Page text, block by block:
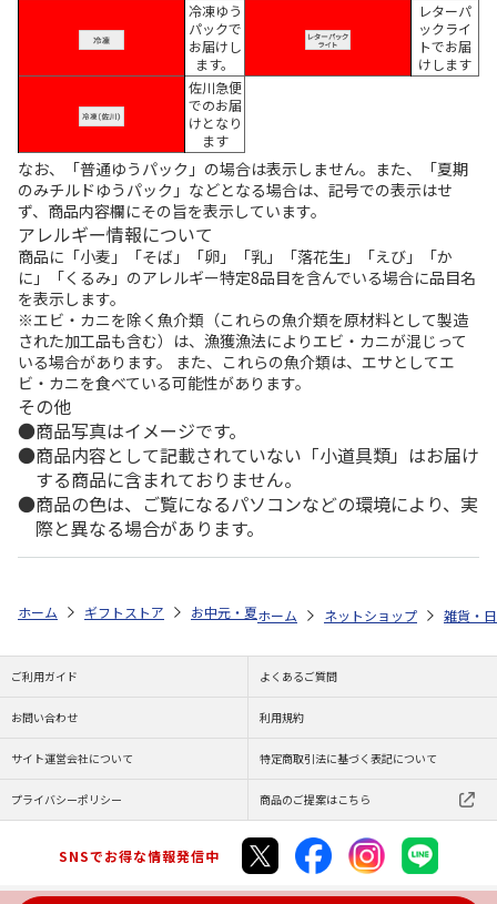
冷凍ゆう
パックで
お届けし
ます。
レターパ
ックライ
トでお届
けします
佐川急便
でのお届
けとなり
ます
なお、「普通ゆうパック」の場合は表示しません。また、「夏期
のみチルドゆうパック」などとなる場合は、記号での表示はせ
ず、商品内容欄にその旨を表示しています。
アレルギー情報について
商品に「小麦」「そば」「卵」「乳」「落花生」「えび」「か
に」「くるみ」のアレルギー特定8品目を含んでいる場合に品目名
を表示します。
※エビ・カニを除く魚介類（これらの魚介類を原材料として製造
された加工品も含む）は、漁獲漁法によりエビ・カニが混じって
いる場合があります。 また、これらの魚介類は、エサとしてエ
ビ・カニを食べている可能性があります。
その他
商品写真はイメージです。
商品内容として記載されていない「小道具類」はお届け
する商品に含まれておりません。
商品の色は、ご覧になるパソコンなどの環境により、実
際と異なる場合があります。
ホーム ギフトストア お中元・夏ギフト特集 2026 ゆうゆうギフト
ホーム ネットショップ 雑貨・
ご利用ガイド よくあるご質問
お問い合わせ 利用規約
サイト運営会社について 特定商取引法に基づく表記について
プライバシーポリシー 商品のご提案はこちら
SNSでお得な情報発信中